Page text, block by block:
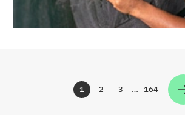
Zur Seite
1 Zur Seite
2 Zur Seite
3 … Zur Seite
164